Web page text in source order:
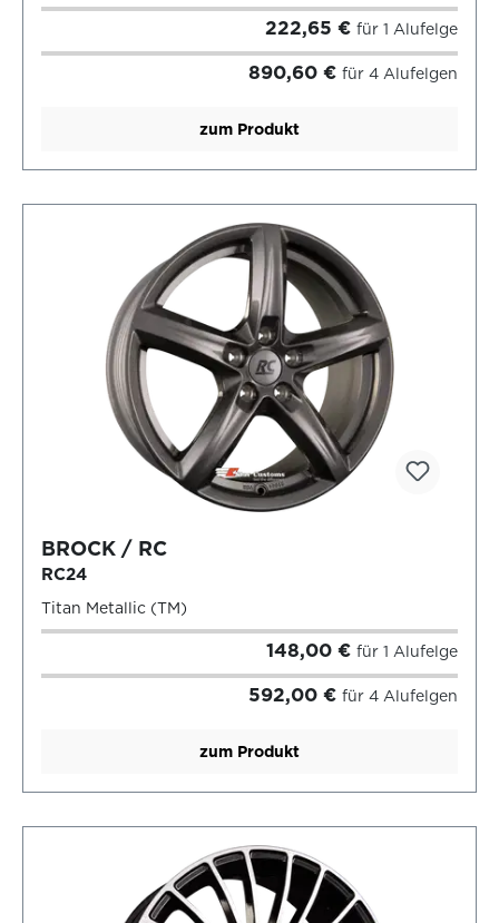
222,65 € für 1 Alufelge
890,60 € für 4 Alufelgen
zum Produkt
BROCK / RC
RC24
Titan Metallic (TM)
148,00 € für 1 Alufelge
592,00 € für 4 Alufelgen
zum Produkt